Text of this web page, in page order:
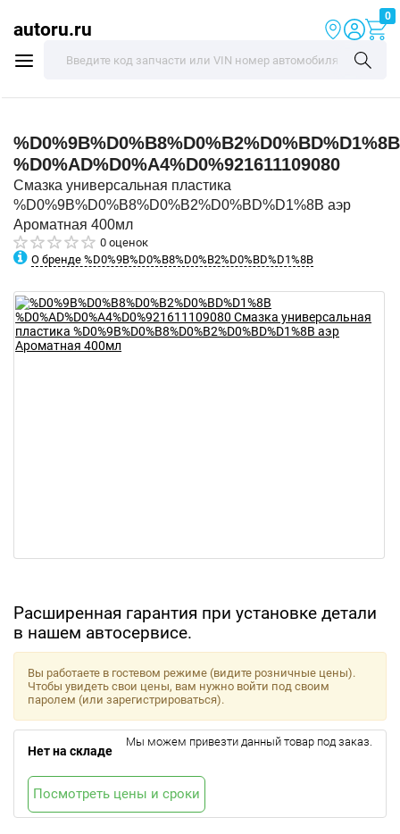
autoru.ru
0
%D0%9B%D0%B8%D0%B2%D0%BD%D1%8B
%D0%AD%D0%A4%D0%921611109080
Смазка универсальная пластика
%D0%9B%D0%B8%D0%B2%D0%BD%D1%8B аэр
Ароматная 400мл
0 оценок
О бренде %D0%9B%D0%B8%D0%B2%D0%BD%D1%8B
Расширенная гарантия при установке детали
в нашем автосервисе.
Вы работаете в гостевом режиме (видите розничные цены).
Чтобы увидеть свои цены, вам нужно войти под своим
паролем (или зарегистрироваться).
Нет на складе
Мы можем привезти данный товар под заказ.
Посмотреть цены и сроки